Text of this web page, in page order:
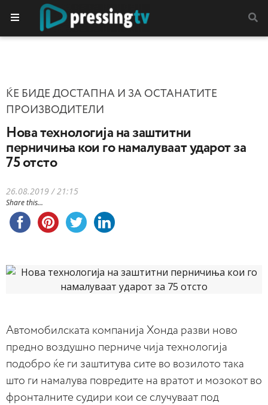
ЌЕ БИДЕ ДОСТАПНА И ЗА ОСТАНАТИТЕ
ПРОИЗВОДИТЕЛИ
Нова технологија на заштитни
перничиња кои го намалуваат ударот за
75 отсто
26.08.2019 / 21:15
Share this...
Автомобилската компанија Хонда разви ново
предно воздушно перниче чија технологија
подобро ќе ги заштитува сите во возилото така
што ги намалува повредите на вратот и мозокот во
фронталните судири кои се случуваат под